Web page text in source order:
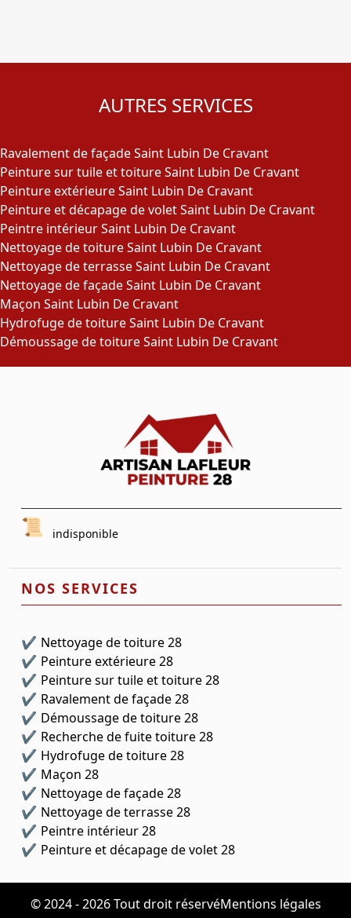
AUTRES SERVICES
Ravalement de façade Saint Lubin De Cravant
Peinture sur tuile et toiture Saint Lubin De Cravant
Peinture extérieure Saint Lubin De Cravant
Peinture et décapage de volet Saint Lubin De Cravant
Peintre intérieur Saint Lubin De Cravant
Nettoyage de toiture Saint Lubin De Cravant
Nettoyage de terrasse Saint Lubin De Cravant
Nettoyage de façade Saint Lubin De Cravant
Maçon Saint Lubin De Cravant
Hydrofuge de toiture Saint Lubin De Cravant
Démoussage de toiture Saint Lubin De Cravant
indisponible
NOS SERVICES
Nettoyage de toiture 28
Peinture extérieure 28
Peinture sur tuile et toiture 28
Ravalement de façade 28
Démoussage de toiture 28
Recherche de fuite toiture 28
Hydrofuge de toiture 28
Maçon 28
Nettoyage de façade 28
Nettoyage de terrasse 28
Peintre intérieur 28
Peinture et décapage de volet 28
© 2024 - 2026 Tout droit réservéMentions légales